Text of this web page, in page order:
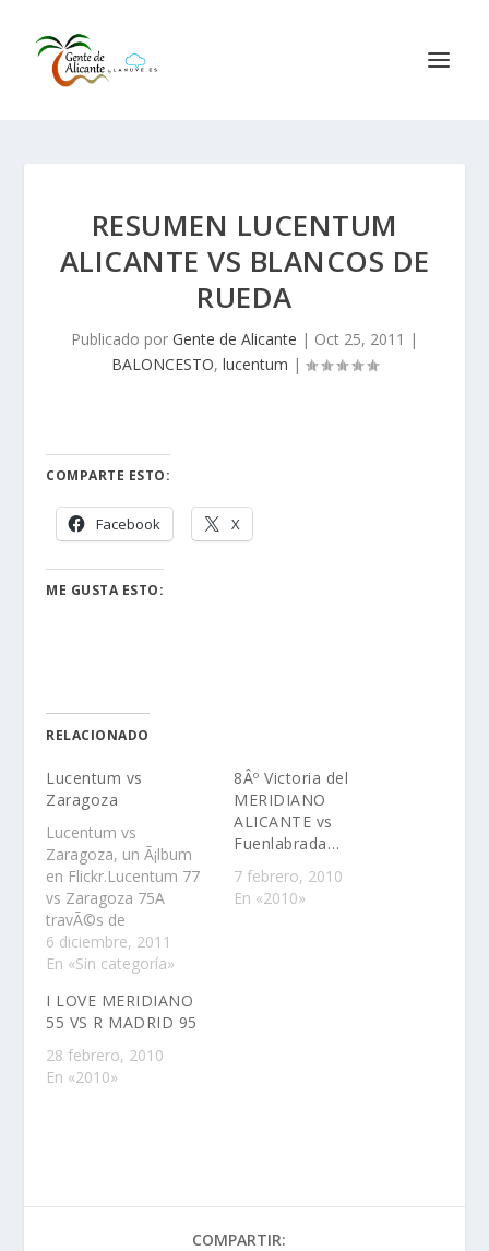
RESUMEN LUCENTUM
ALICANTE VS BLANCOS DE
RUEDA
Publicado por Gente de Alicante | Oct 25, 2011 |
BALONCESTO, lucentum |
COMPARTE ESTO:
Facebook X
ME GUSTA ESTO:
RELACIONADO
Lucentum vs
Zaragoza
Lucentum vs
Zaragoza, un Ã¡lbum
en Flickr.Lucentum 77
vs Zaragoza 75A
travÃ©s de
Flickr:Lucentum vs
Zaragoza
6 diciembre, 2011
En «Sin categoría»
8Âº Victoria del
MERIDIANO
ALICANTE vs
Fuenlabrada…
7 febrero, 2010
En «2010»
I LOVE MERIDIANO
55 VS R MADRID 95
28 febrero, 2010
En «2010»
COMPARTIR: